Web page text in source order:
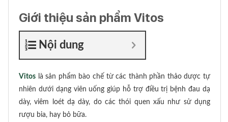
Giới thiệu sản phẩm Vitos
Nội dung
Vitos là sản phẩm bào chế từ các thành phần thảo dược tự
nhiên dưới dạng viên uống giúp hỗ trợ điều trị bệnh đau dạ
dày, viêm loét dạ dày, do các thói quen xấu như sử dụng
rượu bia, hay bỏ bữa.